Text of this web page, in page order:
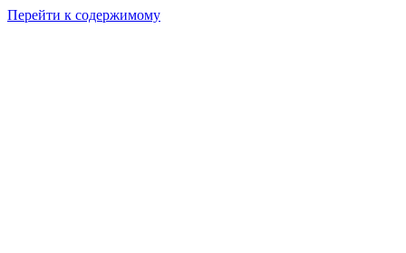
Перейти к содержимому